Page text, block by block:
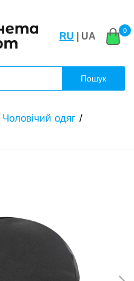
RU | UA
0
Пошук
Чоловічий одяг